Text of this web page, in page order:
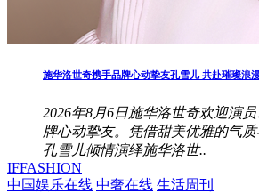
施华洛世奇携手品牌心动挚友孔雪儿 共赴璀璨浪
2026年8月6日施华洛世奇欢迎演
牌心动挚友。凭借甜美优雅的气质
孔雪儿倾情演绎施华洛世..
IFFASHION
中国娱乐在线 中奢在线 生活周刊